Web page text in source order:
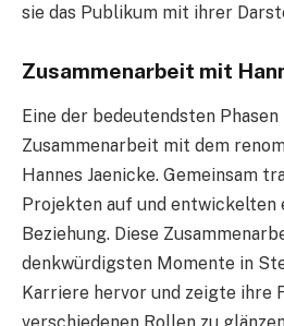
sie das Publikum mit ihrer
Zusammenarbeit mit
Eine der bedeutendsten
Zusammenarbeit mit dem
Hannes Jaenicke. Gemeinsam
Projekten auf und entwickelten
Beziehung. Diese
denkwürdigsten Momente in
Karriere hervor und zeigte ihre